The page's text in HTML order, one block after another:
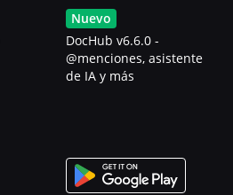
Nuevo
DocHub v6.6.0 -
@menciones, asistente
de IA y más